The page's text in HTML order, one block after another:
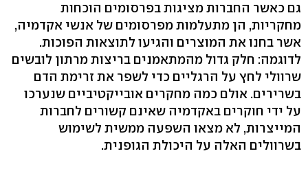
גם כאשר החברות מציגות בפרסומים הוכחות
מחקריות, הן מתעלמות מפרסומים של אנשי אקדמיה,
אשר בחנו את המוצרים והגיעו לתוצאות הפוכות.
לדוגמה: חלק גדול מהמתאמנים בריצות מרתון לובשים
שרוולי לחץ על הרגליים כדי לשפר את זרימת הדם
בשרירים. אולם כמה מחקרים אובייקטיביים שנערכו
על ידי חוקרים באקדמיה שאינם קשורים לחברות
המייצרות, לא מצאו השפעה ממשית לשימוש
בשרוולים האלה על היכולת הגופנית.